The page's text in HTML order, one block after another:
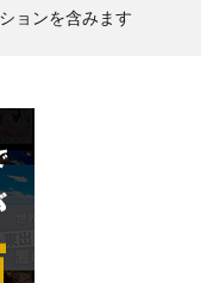
ョンを含みます